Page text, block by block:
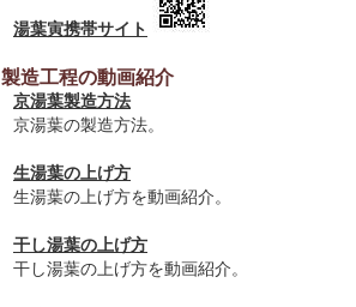
湯葉寅携帯サイト
製造工程の動画紹介
京湯葉製造方法
京湯葉の製造方法。
生湯葉の上げ方
生湯葉の上げ方を動画紹介。
干し湯葉の上げ方
干し湯葉の上げ方を動画紹介。